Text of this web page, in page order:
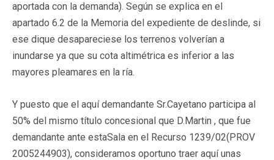
aportada con la demanda). Según se explica en el
apartado 6.2 de la Memoria del expediente de deslinde, si
ese dique desapareciese los terrenos volverían a
inundarse ya que su cota altimétrica es inferior a las
mayores pleamares en la ría.
Y puesto que el aquí demandante Sr.Cayetano participa al
50% del mismo título concesional que D.Martin , que fue
demandante ante estaSala en el Recurso 1239/02(PROV
2005244903), consideramos oportuno traer aquí unas